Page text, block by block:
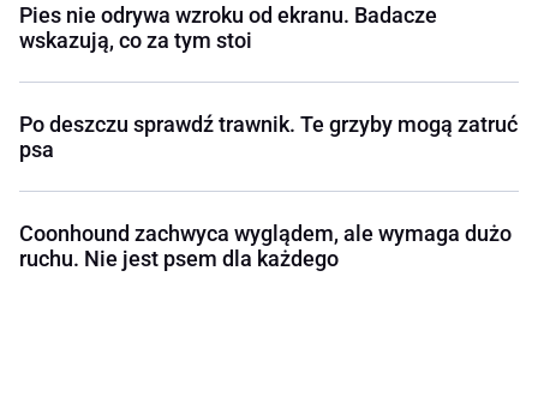
Pies nie odrywa wzroku od ekranu. Badacze
wskazują, co za tym stoi
Po deszczu sprawdź trawnik. Te grzyby mogą zatruć
psa
Coonhound zachwyca wyglądem, ale wymaga dużo
ruchu. Nie jest psem dla każdego